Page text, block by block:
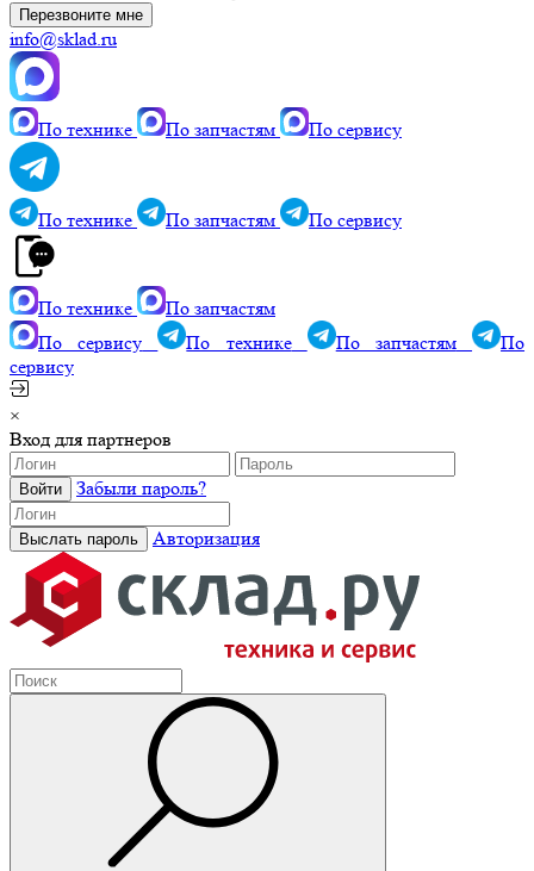
Перезвоните мне
info@sklad.ru
По технике По запчастям По сервису
По технике По запчастям По сервису
По технике
По запчастям
По сервису
По технике По запчастям
По
сервису
×
Вход для партнеров
Забыли пароль?
Авторизация